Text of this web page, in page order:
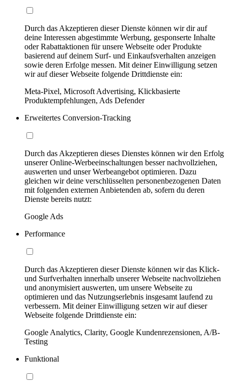
Durch das Akzeptieren dieser Dienste können wir dir auf
deine Interessen abgestimmte Werbung, gesponserte Inhalte
oder Rabattaktionen für unsere Webseite oder Produkte
basierend auf deinem Surf- und Einkaufsverhalten anzeigen
sowie deren Erfolge messen. Mit deiner Einwilligung setzen
wir auf dieser Webseite folgende Drittdienste ein:
Meta-Pixel, Microsoft Advertising, Klickbasierte
Produktempfehlungen, Ads Defender
Erweitertes Conversion-Tracking
Durch das Akzeptieren dieses Dienstes können wir den Erfolg
unserer Online-Werbeeinschaltungen besser nachvollziehen,
auswerten und unser Werbeangebot optimieren. Dazu
gleichen wir deine verschlüsselten personenbezogenen Daten
mit folgenden externen Anbietenden ab, sofern du deren
Dienste bereits nutzt:
Google Ads
Performance
Durch das Akzeptieren dieser Dienste können wir das Klick-
und Surfverhalten innerhalb unserer Webseite nachvollziehen
und anonymisiert auswerten, um unsere Webseite zu
optimieren und das Nutzungserlebnis insgesamt laufend zu
verbessern. Mit deiner Einwilligung setzen wir auf dieser
Webseite folgende Drittdienste ein:
Google Analytics, Clarity, Google Kundenrezensionen, A/B-
Testing
Funktional